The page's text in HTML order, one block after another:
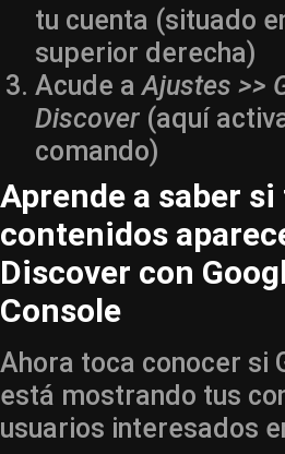
tu cuenta (situado
superior derecha)
Acude aAjustes >>
Discover (aquí
comando)
Aprende a saber
contenidos
Discover con
Console
Ahora toca conocer si
está mostrando tus
usuarios interesados